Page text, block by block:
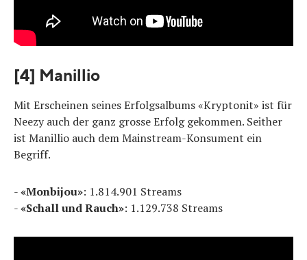
[4] Manillio
Mit Erscheinen seines Erfolgsalbums «Kryptonit» ist für
Neezy auch der ganz grosse Erfolg gekommen. Seither
ist Manillio auch dem Mainstream-Konsument ein
Begriff.
-«Monbijou»: 1.814.901 Streams
-«Schall und Rauch»: 1.129.738 Streams